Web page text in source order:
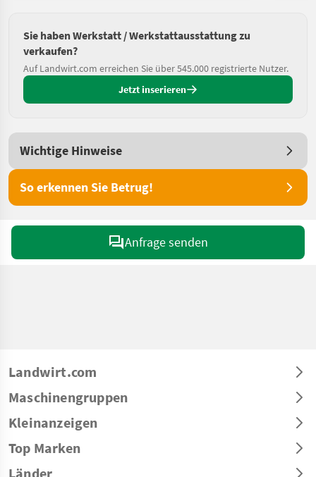
Sie haben Werkstatt / Werkstattausstattung zu
verkaufen?
Auf Landwirt.com erreichen Sie über 545.000 registrierte Nutzer.
Jetzt inserieren
Wichtige Hinweise
So erkennen Sie Betrug!
Anfrage senden
Landwirt.com
Maschinengruppen
Kleinanzeigen
Top Marken
Länder